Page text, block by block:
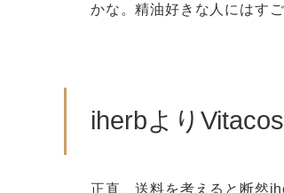
かな。精油好きな人にはすご
iherbより
正直、送料を考えると断然